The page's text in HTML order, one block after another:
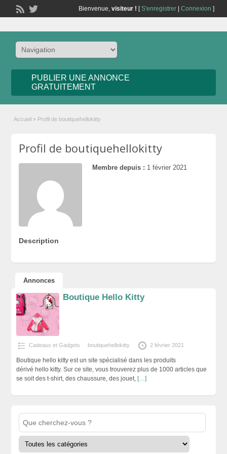
Bienvenue, visiteur ! [S'enregistrer| Connexion ]
PUBLIER UNE ANNONCE
GRATUITEMENT
Accueil » Profil de boutiquehellokitty
Profil de boutiquehellokitty
Membre depuis : 1 février 2021
Description
Annonces
Boutique Hello Kitty
Cadeaux et Gadgets boutiquehellokitty 2 février 2021
Boutique hello kitty est un site spécialisé dans les produits
dérivé hello kitty. Sur ce site, vous trouverez plus de 1000 articles que
se soit des t-shirt, des chaussure, des jouet, […]